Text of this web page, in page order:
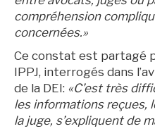
compréhension
concernées.»
Ce constat est partagé
IPPJ, interrogés dans
de la DEI: «C’est très
les informations reçues,
la juge, s’expliquent de
Archives